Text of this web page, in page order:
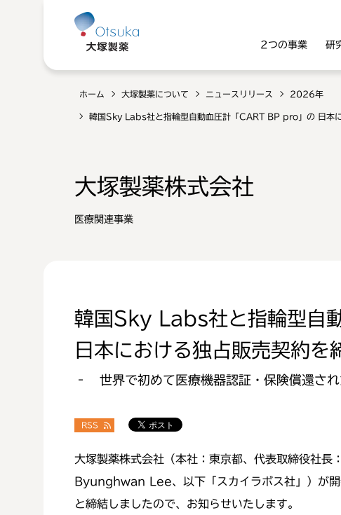
2つの事業 研
ホーム 大塚製薬について ニュースリリース 2026年
韓国Sky Labs社と指輪型自動血圧計「CART BP pro」の 日本
大塚製薬株式会社
医療関連事業
韓国Sky Labs社と指輪型自
日本における独占販売契約を
‐ 世界で初めて医療機器認証・保険償還さ
RSS
大塚製薬株式会社（本社：東京都、代表取締役社
Byunghwan Lee、以下「スカイラボス社」）が
と締結しましたので、お知らせいたします。